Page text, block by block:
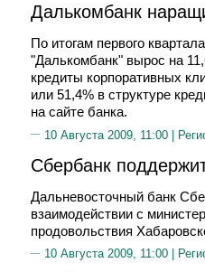
Далькомбанк
По итогам первого
"Далькомбанк" вырос на
кредиты корпоративных
или 51,4% в структуре
на сайте банка.
10 Августа 2009, 11:00 |
Сбербанк
Дальневосточный банк
взаимодействии с
продовольствия
10 Августа 2009, 11:00 |